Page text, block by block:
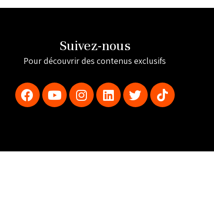
Suivez-nous
Pour découvrir des contenus exclusifs